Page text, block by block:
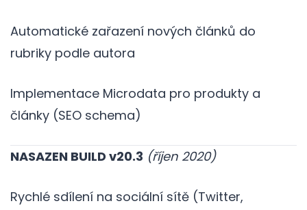
Automatické zařazení nových článků do
rubriky podle autora
Implementace Microdata pro produkty a
články (SEO schema)
NASAZEN BUILD v20.3 (říjen 2020)
Rychlé sdílení na sociální sítě (Twitter,